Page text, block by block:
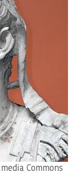
Commons